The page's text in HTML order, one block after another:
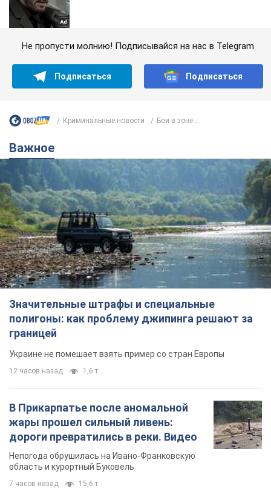
Не пропусти молнию! Подписывайся на нас в Telegram
Подписаться Подписаться
Криминальные новости Бои в зоне...
Важное
Значительные штрафы и специальные
полигоны: как проблему джипинга решают за
границей
Украине не помешает взять пример со стран Европы
12 часов назад 1,6 т.
В Прикарпатье после аномальной
жары прошел сильный ливень:
дороги превратились в реки. Видео
Непогода обрушилась на Ивано-Франковскую
область и курортный Буковель
7 часов назад 15,6 т.